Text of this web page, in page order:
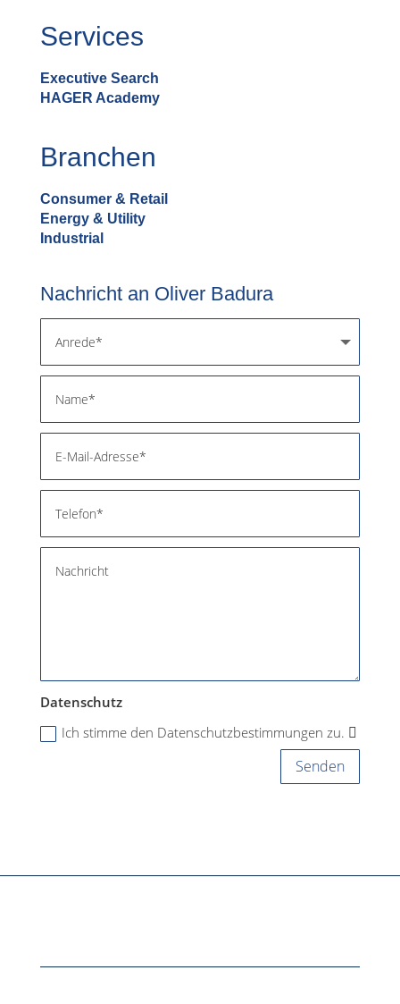
Services
Executive Search
HAGER Academy
Branchen
Consumer & Retail
Energy & Utility
Industrial
Nachricht an Oliver Badura
Datenschutz
Ich stimme den Datenschutzbestimmungen zu.
Senden